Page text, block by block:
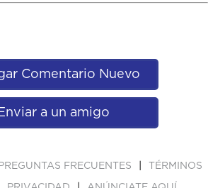
Comentario Nuevo
Enviar a un amigo
PREGUNTAS FRECUENTES TÉRMINOS